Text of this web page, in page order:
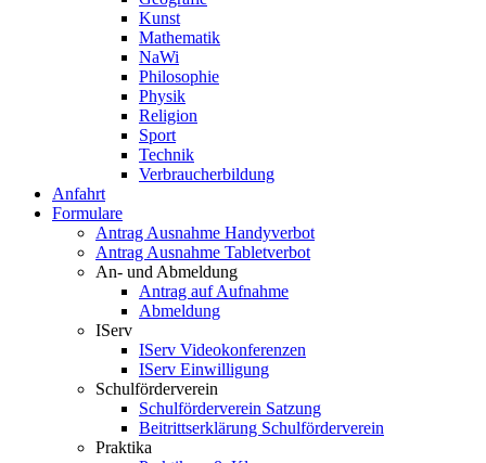
Kunst
Mathematik
NaWi
Philosophie
Physik
Religion
Sport
Technik
Verbraucherbildung
Anfahrt
Formulare
Antrag Ausnahme Handyverbot
Antrag Ausnahme Tabletverbot
An- und Abmeldung
Antrag auf Aufnahme
Abmeldung
IServ
IServ Videokonferenzen
IServ Einwilligung
Schulförderverein
Schulförderverein Satzung
Beitrittserklärung Schulförderverein
Praktika